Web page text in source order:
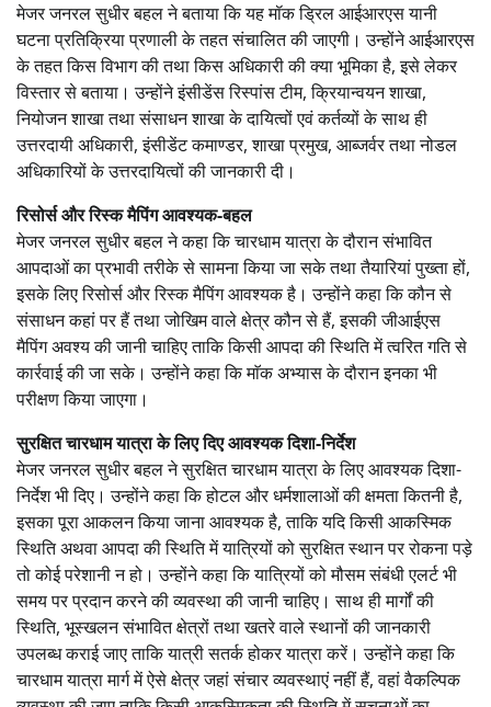
मेजर जनरल सुधीर बहल ने बताया कि यह मॉक ड्रिल आईआरएस यानी
घटना प्रतिक्रिया प्रणाली के तहत संचालित की जाएगी। उन्होंने आईआरएस
के तहत किस विभाग की तथा किस अधिकारी की क्या भूमिका है, इसे लेकर
विस्तार से बताया। उन्होंने इंसीडेंस रिस्पांस टीम, क्रियान्वयन शाखा,
नियोजन शाखा तथा संसाधन शाखा के दायित्वों एवं कर्तव्यों के साथ ही
उत्तरदायी अधिकारी, इंसीडेंट कमाण्डर, शाखा प्रमुख, आब्जर्वर तथा नोडल
अधिकारियों के उत्तरदायित्वों की जानकारी दी।
रिसोर्स और रिस्क मैपिंग आवश्यक-बहल
मेजर जनरल सुधीर बहल ने कहा कि चारधाम यात्रा के दौरान संभावित
आपदाओं का प्रभावी तरीके से सामना किया जा सके तथा तैयारियां पुख्ता हों,
इसके लिए रिसोर्स और रिस्क मैपिंग आवश्यक है। उन्होंने कहा कि कौन से
संसाधन कहां पर हैं तथा जोखिम वाले क्षेत्र कौन से हैं, इसकी जीआईएस
मैपिंग अवश्य की जानी चाहिए ताकि किसी आपदा की स्थिति में त्वरित गति से
कार्रवाई की जा सके। उन्होंने कहा कि माॅक अभ्यास के दौरान इनका भी
परीक्षण किया जाएगा।
सुरक्षित चारधाम यात्रा के लिए दिए आवश्यक दिशा-निर्देश
मेजर जनरल सुधीर बहल ने सुरक्षित चारधाम यात्रा के लिए आवश्यक दिशा-
निर्देश भी दिए। उन्होंने कहा कि होटल और धर्मशालाओं की क्षमता कितनी है,
इसका पूरा आकलन किया जाना आवश्यक है, ताकि यदि किसी आकस्मिक
स्थिति अथवा आपदा की स्थिति में यात्रियों को सुरक्षित स्थान पर रोकना पड़े
तो कोई परेशानी न हो। उन्होंने कहा कि यात्रियों को मौसम संबंधी एलर्ट भी
समय पर प्रदान करने की व्यवस्था की जानी चाहिए। साथ ही मार्गों की
स्थिति, भूस्खलन संभावित क्षेत्रों तथा खतरे वाले स्थानों की जानकारी
उपलब्ध कराई जाए ताकि यात्री सतर्क होकर यात्रा करें। उन्होंने कहा कि
चारधाम यात्रा मार्ग में ऐसे क्षेत्र जहां संचार व्यवस्थाएं नहीं हैं, वहां वैकल्पिक